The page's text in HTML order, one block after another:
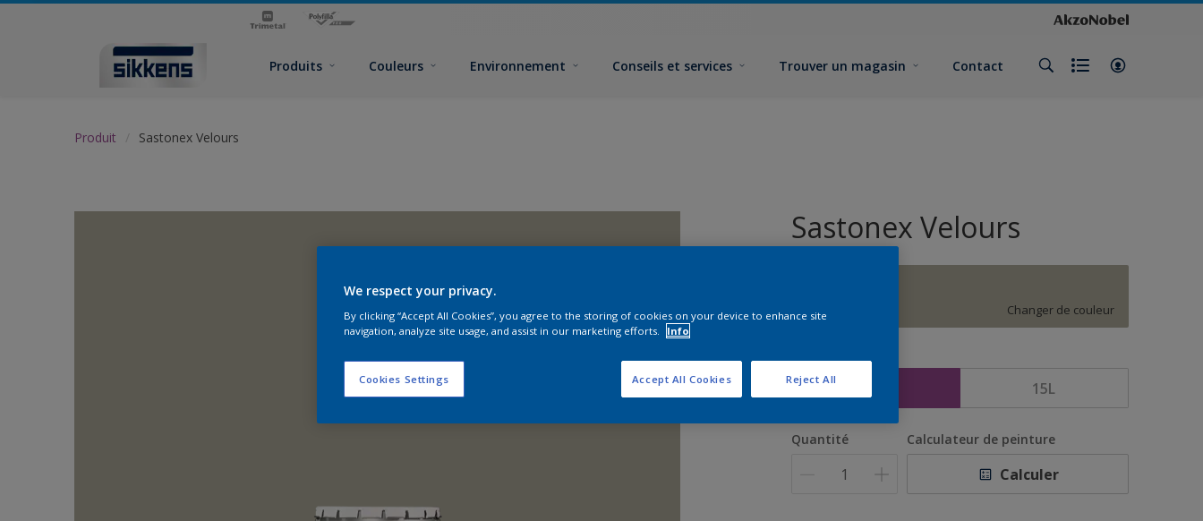
Produits Couleurs Environnement Conseils et services Trouver un magasin Contact
Produit Sastonex Velours
Sastonex Velours
Changer de couleur
Format
15L
Quantité Calculateur de peinture
Calculer
We respect your privacy.
By clicking “Accept All Cookies”, you agree to the storing of cookies on your device to enhance site
navigation, analyze site usage, and assist in our marketing efforts.
Info
Cookies Settings Reject All
Accept All Cookies